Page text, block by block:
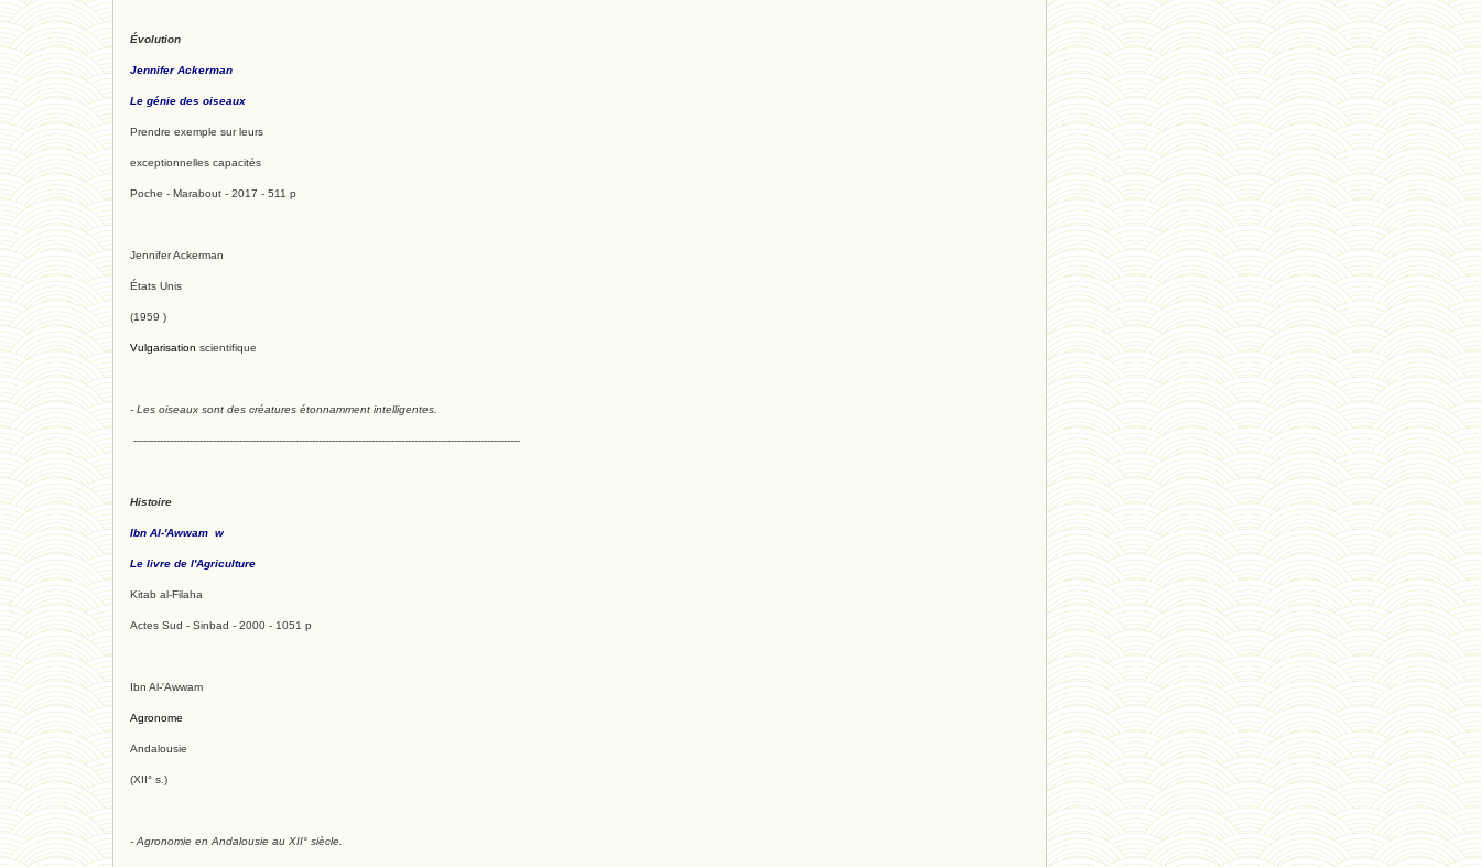
Évolution
Jennifer Ackerman
Le génie des oiseaux
Prendre exemple sur leurs
exceptionnelles capacités
Poche - Marabout - 2017 - 511 p
Jennifer Ackerman
États Unis
(1959 )
Vulgarisation scientifique
- Les oiseaux sont des créatures étonnamment intelligentes.
---------------------------------------------------------------------------------------------------------------------
Histoire
Ibn Al-'Awwam w
Le livre de l'Agriculture
Kitab al-Filaha
Actes Sud - Sinbad - 2000 - 1051 p
Ibn Al-'Awwam
Agronome
Andalousie
(XII° s.)
- Agronomie en Andalousie au XII° siècle.
extinction 07 - 18 mai 2024
biomasse - 10 mai 2024*
ressources 02 - 30 avril 2024*
humain 05 - 26 avril 2024*
univers 11 - 28 mars 2024*
univers 10 - 7 mars 2024*
evolution 07 - 22 février 2024 *
penser 01 - 9 février 2024 *
univers 09 V4 - 26 janvier 2024 *
Pourquoi ? 02 ( relue) - 19
vivant 08 - V2 - 18 janvier 2024 *
Pourquoi ? - 1 décembre 2023 *
monogamie 03 - 21 novembre 2023 *
histoire 07 - 16 novembre 2023 *
évolution 06 - 9 novembre 2023 *
vivant 07 - 22 octobre 2023 *
vivant 06 - 19 octobre 2023 *
concurrence 03 - 2 octobre 2023 *